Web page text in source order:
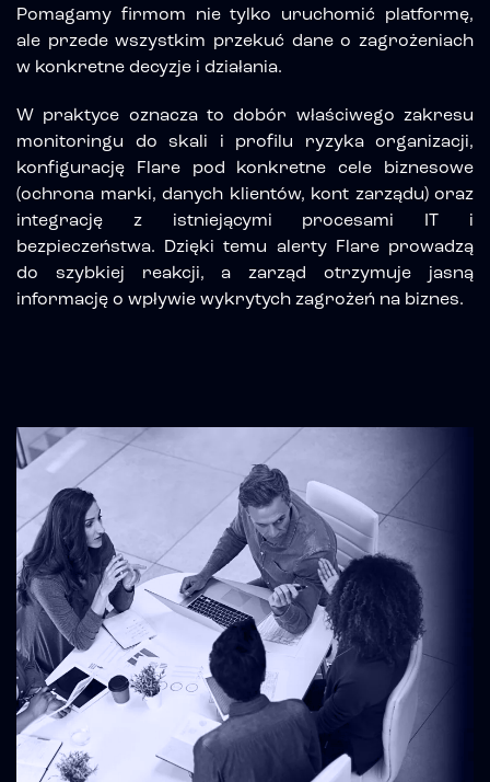
Pomagamy firmom nie tylko uruchomić platformę,
ale przede wszystkim przekuć dane o zagrożeniach
w konkretne decyzje i działania.
W praktyce oznacza to dobór właściwego zakresu
monitoringu do skali i profilu ryzyka organizacji,
konfigurację Flare pod konkretne cele biznesowe
(ochrona marki, danych klientów, kont zarządu) oraz
integrację z istniejącymi procesami IT i
bezpieczeństwa. Dzięki temu alerty Flare prowadzą
do szybkiej reakcji, a zarząd otrzymuje jasną
informację o wpływie wykrytych zagrożeń na biznes.